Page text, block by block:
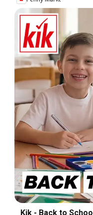
Kik - Back to School